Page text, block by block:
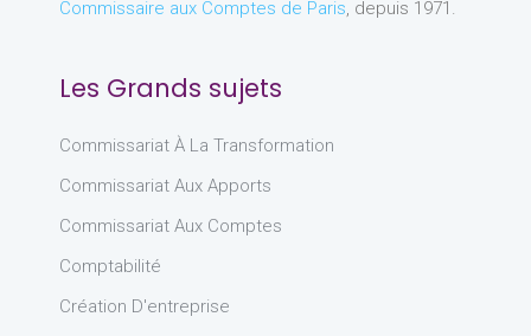
Commissaire aux Comptes de Paris , depuis 1971.
Les Grands sujets
Commissariat À La Transformation
Commissariat Aux Apports
Commissariat Aux Comptes
Comptabilité
Création D'entreprise